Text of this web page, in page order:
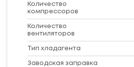
Количество
компрессоров
Количество
вентиляторов
Тип хладагента
Заводская заправка